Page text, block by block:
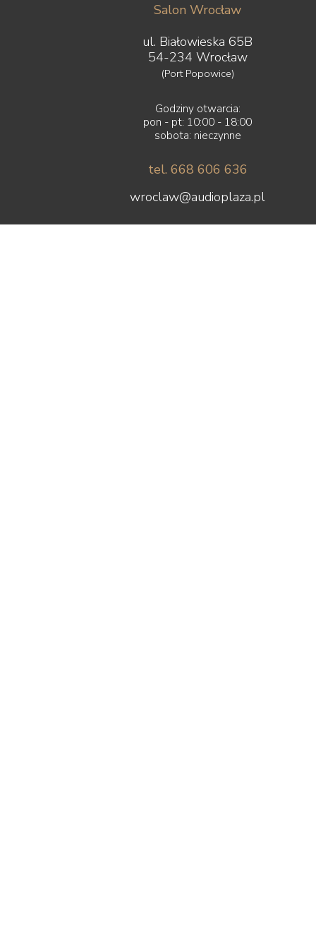
Salon Wrocław
ul. Białowieska 65B
54-234 Wrocław
(Port Popowice)
Godziny otwarcia:
pon - pt: 10:00 - 18:00
sobota: nieczynne
tel. 668 606 636
wroclaw@audioplaza.pl